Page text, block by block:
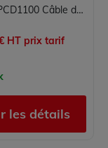
TSXSCPCD1100 Câble de liaison dérivateur RS232D Modicon TSX Micro Schneider Electric 10m 1 SUB-D 25 mâle 1 SUB-D 25 femelle
HT prix tarif
les détails